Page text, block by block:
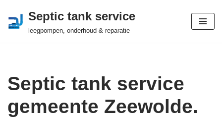
Ga
Septic tank service
leegpompen, onderhoud & reparatie
Septic tank service
gemeente Zeewolde.